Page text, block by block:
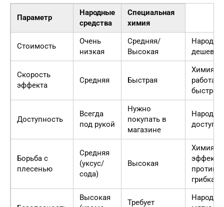
Параметр
Народные
средства
Специальная
химия
Стоимость
Очень
низкая
Средняя/
Высокая
дешевле
Скорость
эффекта
Средняя Быстрая
Химия
работает
быстрее
Доступность
Всегда
под рукой
Нужно
покупать в
магазине
Борьба с
плесенью
Средняя
(уксус/
сода)
Высокая
Химия
против
грибка
Высокая
Требует